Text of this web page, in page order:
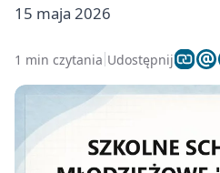
15 maja 2026
1 min czytania Udostępnij